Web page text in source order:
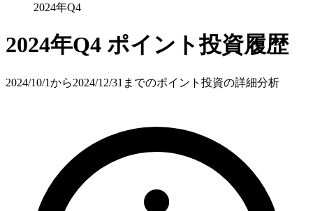
2024年Q4
2024年Q4 ポイント投資履歴
2024/10/1から2024/12/31までのポイント投資の詳細分析